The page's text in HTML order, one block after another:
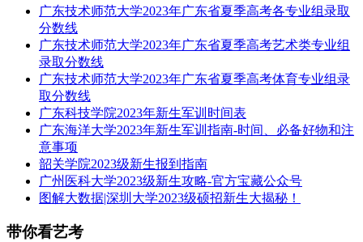
广东技术师范大学2023年广东省夏季高考各专业组录取
分数线
广东技术师范大学2023年广东省夏季高考艺术类专业组
录取分数线
广东技术师范大学2023年广东省夏季高考体育专业组录
取分数线
广东科技学院2023年新生军训时间表
广东海洋大学2023年新生军训指南-时间、必备好物和注
意事项
韶关学院2023级新生报到指南
广州医科大学2023级新生攻略-官方宝藏公众号
图解大数据|深圳大学2023级硕招新生大揭秘！
带你看艺考